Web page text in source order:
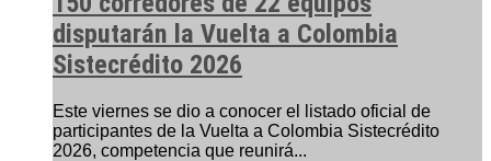
disputarán la Vuelta a Colombia
Sistecrédito 2026
Este viernes se dio a conocer el listado oficial de
participantes de la Vuelta a Colombia Sistecrédito
2026, competencia que reunirá...